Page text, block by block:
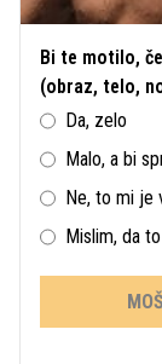
Bi te motilo,
(obraz, telo,
Da, zelo
Malo, a bi
Ne, to mi je
Mislim, da